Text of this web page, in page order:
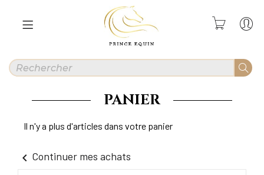
PANIER
Il n'y a plus d'articles dans votre panier
chevron_left Continuer mes achats